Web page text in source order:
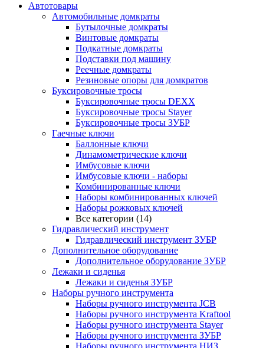
Автотовары
Автомобильные домкраты
Бутылочные домкраты
Винтовые домкраты
Подкатные домкраты
Подставки под машину
Реечные домкраты
Резиновые опоры для домкратов
Буксировочные тросы
Буксировочные тросы DEXX
Буксировочные тросы Stayer
Буксировочные тросы ЗУБР
Гаечные ключи
Баллонные ключи
Динамометрические ключи
Имбусовые ключи
Имбусовые ключи - наборы
Комбинированные ключи
Наборы комбинированных ключей
Наборы рожковых ключей
Все категории (14)
Гидравлический инструмент
Гидравлический инструмент ЗУБР
Дополнительное оборудование
Дополнительное оборудование ЗУБР
Лежаки и сиденья
Лежаки и сиденья ЗУБР
Наборы ручного инструмента
Наборы ручного инструмента JCB
Наборы ручного инструмента Kraftool
Наборы ручного инструмента Stayer
Наборы ручного инструмента ЗУБР
Наборы ручного инструмента НИЗ